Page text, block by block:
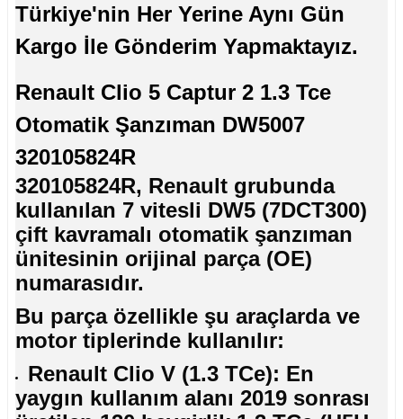
Türkiye'nin Her Yerine Aynı Gün
Kargo İle Gönderim Yapmaktayız.
Renault Clio 5 Captur 2 1.3 Tce
Otomatik Şanzıman DW5007
320105824R
320105824R, Renault grubunda
kullanılan 7 vitesli DW5 (7DCT300)
çift kavramalı otomatik şanzıman
ünitesinin orijinal parça (OE)
numarasıdır.
Bu parça özellikle şu araçlarda ve
motor tiplerinde kullanılır:
Renault Clio V (1.3 TCe): En
yaygın kullanım alanı 2019 sonrası